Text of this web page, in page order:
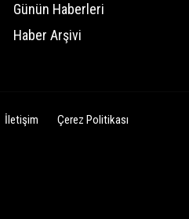
Günün Haberleri
Haber Arşivi
İletişim
Çerez Politikası